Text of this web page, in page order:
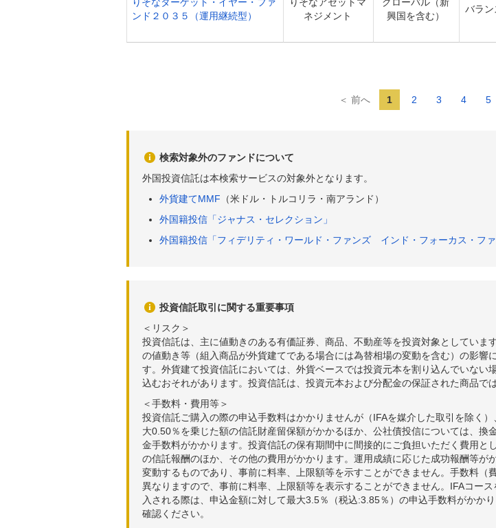
ンド２０３５（運用継続型）
ネジメント
興国を含む）
バラン
＜ 前へ 1 2 3 4 5
検索対象外のファンドについて
外国投資信託は本検索サービスの対象外となります。
外貨建てMMF （米ドル・トルコリラ・南アランド）
外国籍投信「ジャナス・セレクション」
外国籍投信「フィデリティ・ワールド・ファンズ インド・フォーカス・ファ
投資信託取引に関する重要事項
＜リスク＞
投資信託は、主に値動きのある有価証券、商品、不動産等を投資対象としてい
の値動き等（組入商品が外貨建てである場合には為替相場の変動を含む）の影
す。外貨建て投資信託においては、外貨ベースでは投資元本を割り込んでいな
込むおそれがあります。投資信託は、投資元本および分配金の保証された商品で
＜手数料・費用等＞
投資信託ご購入の際の申込手数料はかかりませんが（IFAを媒介した取引を除く
大0.50％を乗じた額の信託財産留保額がかかるほか、公社債投信については、
金手数料がかかります。投資信託の保有期間中に間接的にご負担いただく費用
の信託報酬のほか、その他の費用がかかります。運用成績に応じた成功報酬等
変動するものであり、事前に料率、上限額等を示すことができません。手数料
異なりますので、事前に料率、上限額等を表示することができません。IFAコー
入される際は、申込金額に対して最大3.5％（税込:3.85％）の申込手数料がかか
確認ください。